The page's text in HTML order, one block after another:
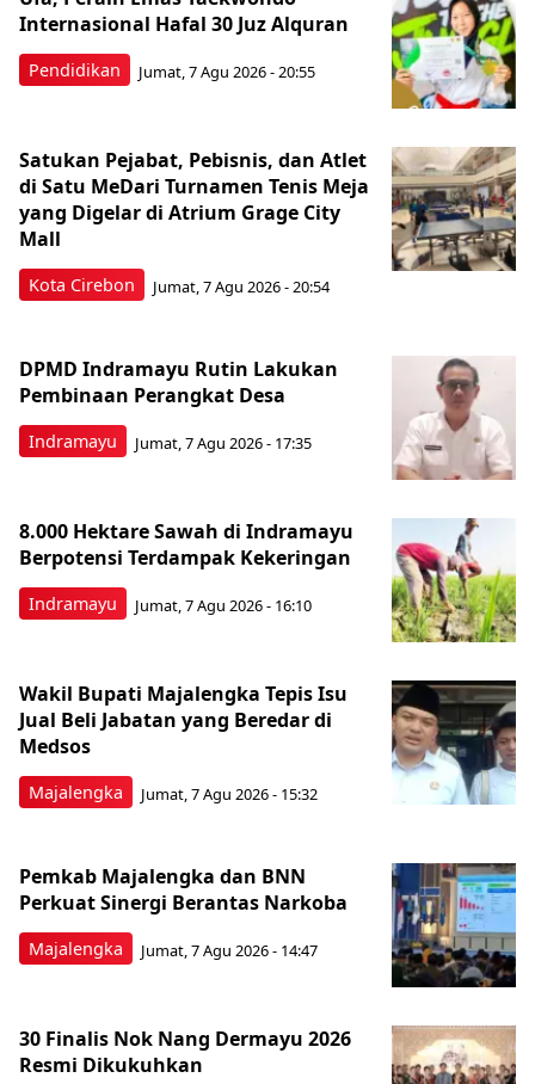
Pendidikan
Internasional Hafal 30 Juz Alquran
Jumat, 7 Agu 2026 - 20:55
Kota Cirebon
Satukan Pejabat, Pebisnis, dan Atlet
di Satu MeDari Turnamen Tenis Meja
yang Digelar di Atrium Grage City
Mall
Jumat, 7 Agu 2026 - 20:54
Indramayu
DPMD Indramayu Rutin Lakukan
Pembinaan Perangkat Desa
Jumat, 7 Agu 2026 - 17:35
Indramayu
8.000 Hektare Sawah di Indramayu
Berpotensi Terdampak Kekeringan
Jumat, 7 Agu 2026 - 16:10
Majalengka
Wakil Bupati Majalengka Tepis Isu
Jual Beli Jabatan yang Beredar di
Medsos
Jumat, 7 Agu 2026 - 15:32
Majalengka
Pemkab Majalengka dan BNN
Perkuat Sinergi Berantas Narkoba
Jumat, 7 Agu 2026 - 14:47
30 Finalis Nok Nang Dermayu 2026
Resmi Dikukuhkan